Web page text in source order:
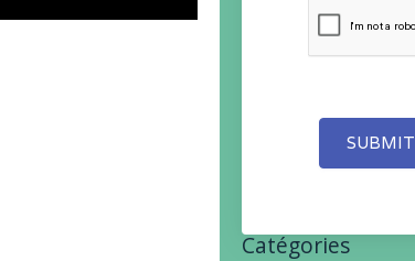
SUBMIT
Catégories